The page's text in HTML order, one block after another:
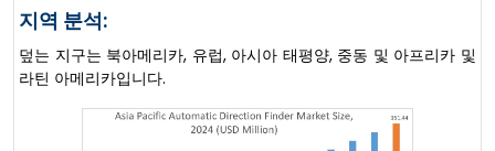
지역 분석:
덮는 지구는 북아메리카, 유럽, 아시아 태평양, 중동 및 아프리카 및
라틴 아메리카입니다.